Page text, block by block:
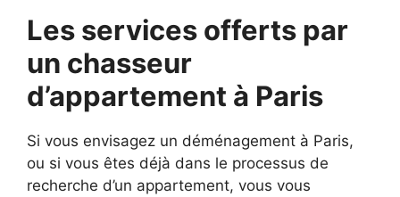
Les services offerts par
un chasseur
d’appartement à Paris
Si vous envisagez un déménagement à Paris,
ou si vous êtes déjà dans le processus de
recherche d’un appartement, vous vous